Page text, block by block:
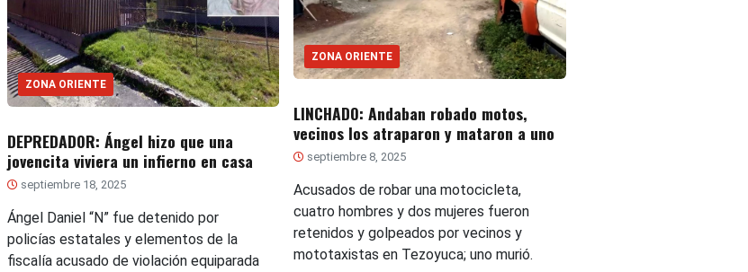
ZONA ORIENTE
DEPREDADOR: Ángel hizo que una
jovencita viviera un infierno en casa
septiembre 18, 2025
Ángel Daniel “N” fue detenido por
policías estatales y elementos de la
fiscalía acusado de violación equiparada
ZONA ORIENTE
LINCHADO: Andaban robado motos,
vecinos los atraparon y mataron a uno
septiembre 8, 2025
Acusados de robar una motocicleta,
cuatro hombres y dos mujeres fueron
retenidos y golpeados por vecinos y
mototaxistas en Tezoyuca; uno murió.